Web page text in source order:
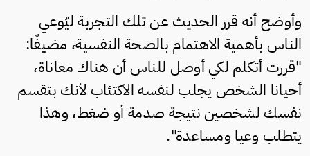
وأوضح أنه قرر الحديث عن تلك التجربة ليُوعي
الناس بأهمية الاهتمام بالصحة النفسية، مضيفًا:
"قررت أتكلم لكي أوصل للناس أن هناك معاناة،
أحيانا الشخص يجلب لنفسه الاكتئاب لأنك بتقسم
نفسك لشخصين نتيجة صدمة أو ضغط، وهذا
يتطلب وعيا ومساعدة".